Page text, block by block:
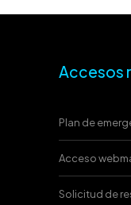
Accesos
Plan de
Acceso
Solicitud de